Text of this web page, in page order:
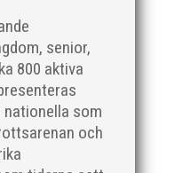
senior,
800 aktiva
nationella som
och
olika projekt. Med
Bendéus,...